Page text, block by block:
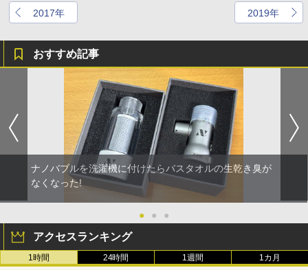
2017年 2019年
おすすめ記事
ナノバブルを洗濯機に付けたらバスタオルの生乾き臭が
なくなった!
● ● ●
アクセスランキング
1時間 24時間 1週間 1カ月